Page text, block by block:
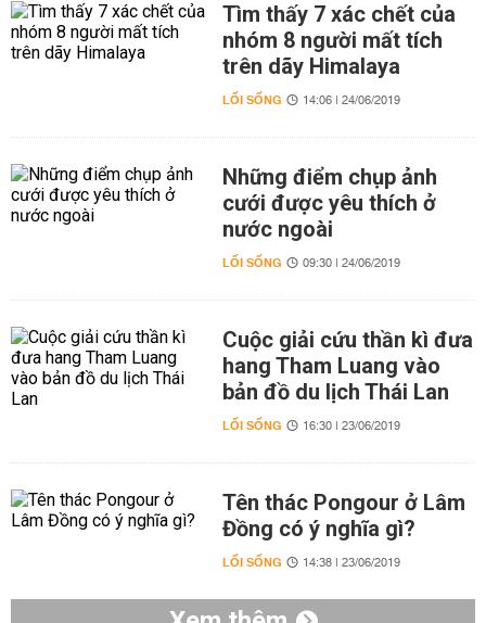
Tìm thấy 7 xác chết của
nhóm 8 người mất tích
trên dãy Himalaya
LỐI SỐNG 14:06 | 24/06/2019
Những điểm chụp ảnh
cưới được yêu thích ở
nước ngoài
LỐI SỐNG 09:30 | 24/06/2019
Cuộc giải cứu thần kì đưa
hang Tham Luang vào
bản đồ du lịch Thái Lan
LỐI SỐNG 16:30 | 23/06/2019
Tên thác Pongour ở Lâm
Đồng có ý nghĩa gì?
LỐI SỐNG 14:38 | 23/06/2019